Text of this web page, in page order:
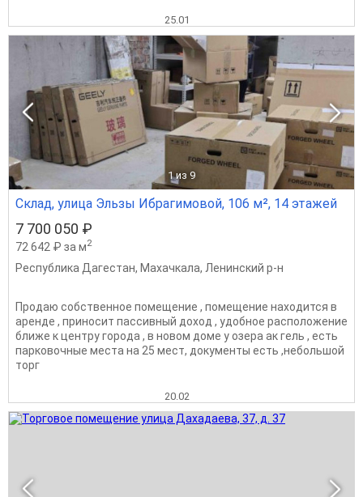
25.01
1 из 9
Склад, улица Эльзы Ибрагимовой, 106 м², 14 этажей
7 700 050 ₽
72 642 ₽ за м2
Республика Дагестан, Махачкала, Ленинский р-н
Продаю собственное помещение , помещение находится в
аренде , приносит пассивный доход , удобное расположение
ближе к центру города , в новом доме у озера ак гель , есть
парковочные места на 25 мест, документы есть ,небольшой
торг
20.02